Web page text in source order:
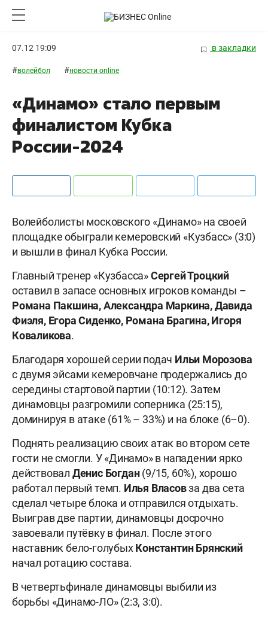
07.12 19:09 в закладки
#волейбол #новости online
«Динамо» стало первым
финалистом Кубка
России-2024
Волейболисты московского «Динамо» на своей
площадке обыграли кемеровский «Кузбасс» (3:0)
и вышли в финал Кубка России.
Главный тренер «Кузбасса»Сергей Троцкий
оставил в запасе основных игроков команды –
Романа Пакшина, Александра Маркина, Давида
Фиэля, Егора Сиденко, Романа Брагина, Игоря
Коваликова.
Благодаря хорошей серии подач Ильи Морозова
с двумя эйсами кемеровчане продержались до
середины стартовой партии (10:12). Затем
динамовцы разгромили соперника (25:15),
доминируя в атаке (61% – 33%) и на блоке (6–0).
Поднять реализацию своих атак во втором сете
гости не смогли. У «Динамо» в нападении ярко
действовал Денис Богдан(9/15, 60%), хорошо
работал первый темп. Илья Власовза два сета
сделал четыре блока и отправился отдыхать.
Выиграв две партии, динамовцы досрочно
завоевали путёвку в финал. После этого
наставник бело-голубыхКонстантин Брянский
начал ротацию состава.
В четвертьфинале динамовцы выбили из
борьбы «Динамо-ЛО» (2:3, 3:0).